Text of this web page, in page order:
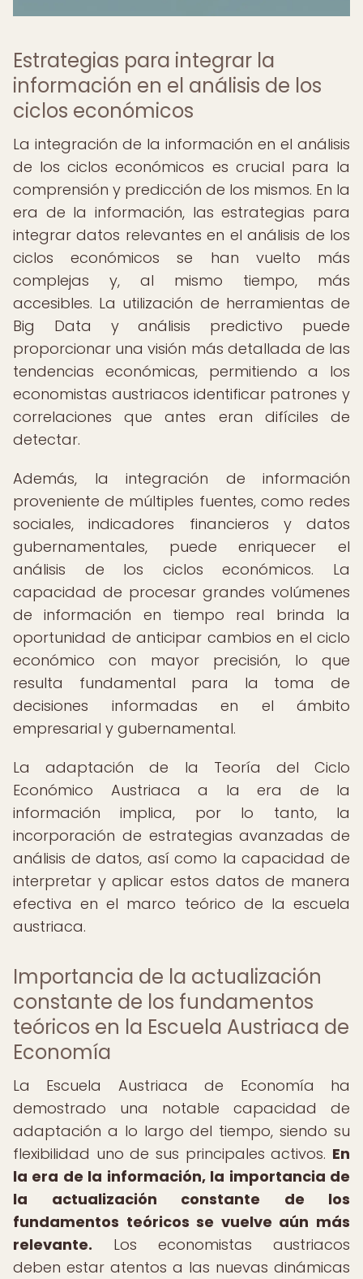
Estrategias para integrar la
información en el análisis de los
ciclos económicos
La integración de la información en el análisis
de los ciclos económicos es crucial para la
comprensión y predicción de los mismos. En la
era de la información, las estrategias para
integrar datos relevantes en el análisis de los
ciclos económicos se han vuelto más
complejas y, al mismo tiempo, más
accesibles. La utilización de herramientas de
Big Data y análisis predictivo puede
proporcionar una visión más detallada de las
tendencias económicas, permitiendo a los
economistas austriacos identificar patrones y
correlaciones que antes eran difíciles de
detectar.
Además, la integración de información
proveniente de múltiples fuentes, como redes
sociales, indicadores financieros y datos
gubernamentales, puede enriquecer el
análisis de los ciclos económicos. La
capacidad de procesar grandes volúmenes
de información en tiempo real brinda la
oportunidad de anticipar cambios en el ciclo
económico con mayor precisión, lo que
resulta fundamental para la toma de
decisiones informadas en el ámbito
empresarial y gubernamental.
La adaptación de la Teoría del Ciclo
Económico Austriaca a la era de la
información implica, por lo tanto, la
incorporación de estrategias avanzadas de
análisis de datos, así como la capacidad de
interpretar y aplicar estos datos de manera
efectiva en el marco teórico de la escuela
austriaca.
Importancia de la actualización
constante de los fundamentos
teóricos en la Escuela Austriaca de
Economía
La Escuela Austriaca de Economía ha
demostrado una notable capacidad de
adaptación a lo largo del tiempo, siendo su
flexibilidad uno de sus principales activos. En
la era de la información, la importancia de
la actualización constante de los
fundamentos teóricos se vuelve aún más
relevante. Los economistas austriacos
deben estar atentos a las nuevas dinámicas